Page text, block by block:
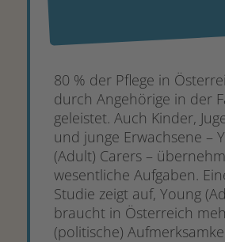
80 % der Pflege in
durch Angehörige in der
geleistet. Auch Kinder,
und junge Erwachsene –
(Adult) Carers –
wesentliche Aufgaben.
Studie zeigt auf, Young
braucht in Österreich
(politische)